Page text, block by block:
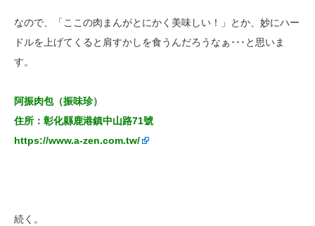
なので、「ここの肉まんがとにかく美味しい！」とか、妙にハー
ドルを上げてくると肩すかしを食うんだろうなぁ･･･と思いま
す。
阿振肉包（振味珍）
住所：彰化縣鹿港鎮中山路71號
https://www.a-zen.com.tw/
続く。